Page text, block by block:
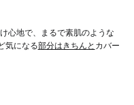
心地で、まるで素肌のような
気になる部分はきちんと カバー